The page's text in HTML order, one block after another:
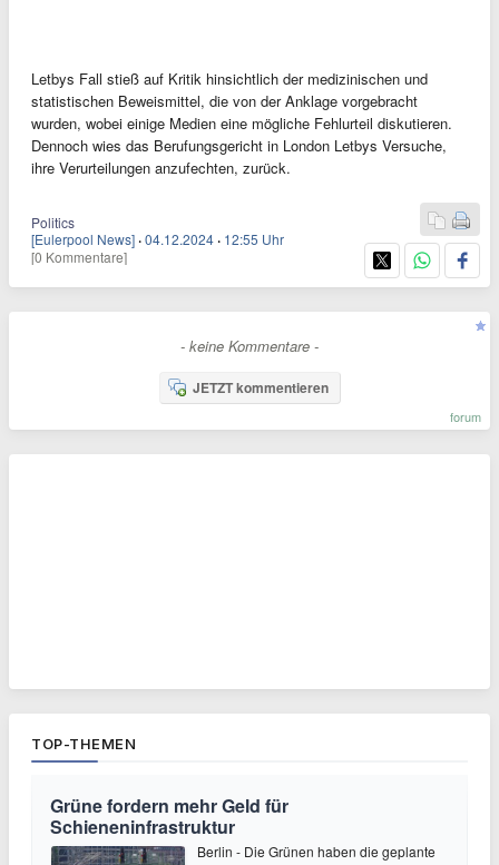
Letbys Fall stieß auf Kritik hinsichtlich der medizinischen und
statistischen Beweismittel, die von der Anklage vorgebracht
wurden, wobei einige Medien eine mögliche Fehlurteil diskutieren.
Dennoch wies das Berufungsgericht in London Letbys Versuche,
ihre Verurteilungen anzufechten, zurück.
Politics
[Eulerpool News] ·04.12.2024 · 12:55 Uhr
[0 Kommentare]
- keine Kommentare -
JETZT kommentieren
forum
TOP-THEMEN
Grüne fordern mehr Geld für
Schieneninfrastruktur
Berlin - Die Grünen haben die geplante